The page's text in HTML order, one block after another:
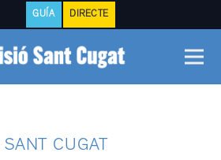
GUÍA DIRECTE
SANT CUGAT